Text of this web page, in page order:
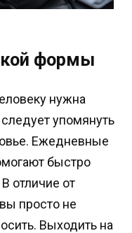
формы
нужна
упомянуть
Ежедневные
быстро
отличие от
просто не
Выходить на